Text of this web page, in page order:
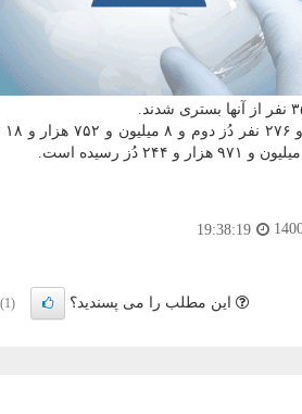
19:38:19
این مطلب را می پسندید؟ (1)